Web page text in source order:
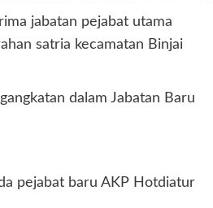
jabatan pejabat utama
satria kecamatan Binjai
dalam Jabatan Baru
pejabat baru AKP Hotdiatur